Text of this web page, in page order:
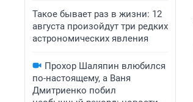
Такое бывает раз в жизни: 12
августа произойдут три редких
астрономических явления
Прохор Шаляпин влюбился
по-настоящему, а Ваня
Дмитриенко побил